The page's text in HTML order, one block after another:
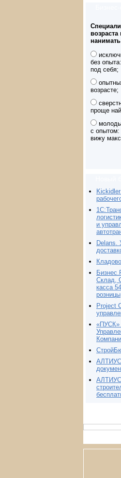
возраста
без
под себя;
возрасте;
проще
с опытом:
вижу
и
Delans.
Склад,
касса
розницы
Project
«ПУСК»
АЛТИУС
АЛТИУС